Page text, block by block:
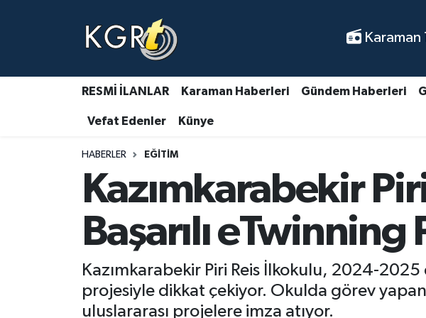
Karaman
RESMİ İLANLAR Karaman Haberleri Gündem Haberleri
Vefat Edenler Künye
HABERLER EĞITIM
Kazımkarabekir
Başarılı eTwinning
Kazımkarabekir Piri Reis İlkokulu, 2024-
projesiyle dikkat çekiyor. Okulda görev
uluslararası projelere imza atıyor.
Karaman Haberleri
Gündem Haberleri
Güncel Haberler
Asayiş Haberleri
Ulusal Haberler
Vefat Edenler